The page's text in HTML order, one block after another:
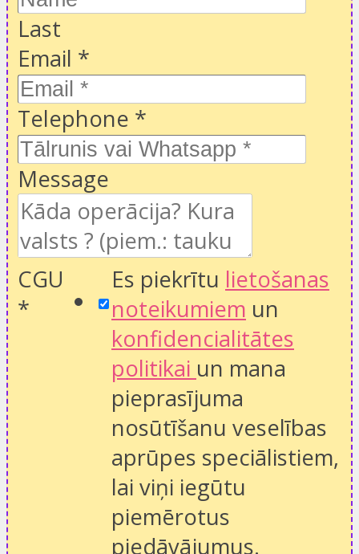
Last
Email *
Telephone *
Message
CGU
*
Es piekrītu lietošanas
noteikumiem un
konfidencialitātes
politikai un mana
pieprasījuma
nosūtīšanu veselības
aprūpes speciālistiem,
lai viņi iegūtu
piemērotus
piedāvājumus.